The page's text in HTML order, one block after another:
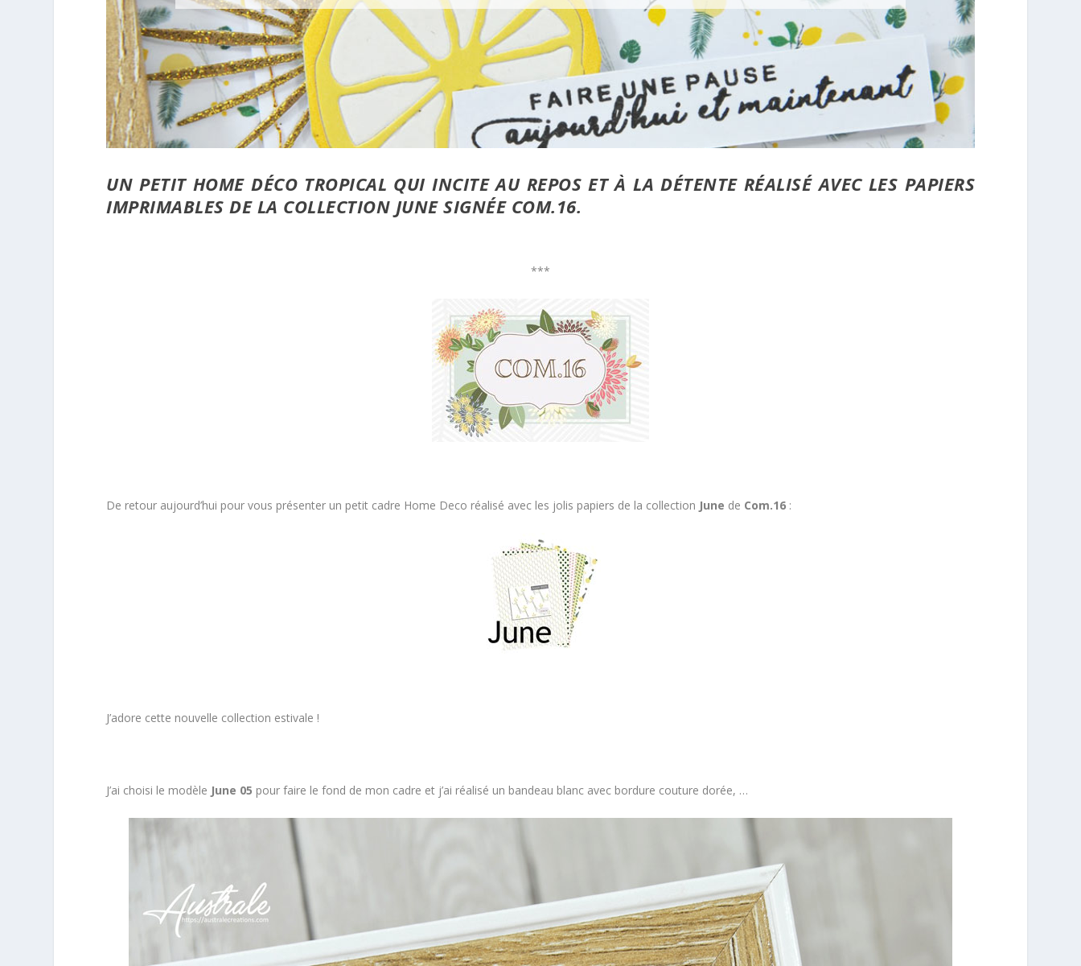
UN PETIT HOME DÉCO TROPICAL QUI INCITE AU REPOS ET À LA DÉTENTE RÉALISÉ AVEC LES PAPIERS
IMPRIMABLES DE LA COLLECTION JUNE SIGNÉE COM.16.
***
De retour aujourd’hui pour vous présenter un petit cadre Home Deco réalisé avec les jolis papiers de la collection June de Com.16 :
J’adore cette nouvelle collection estivale !
J’ai choisi le modèle June 05 pour faire le fond de mon cadre et j’ai réalisé un bandeau blanc avec bordure couture dorée, …